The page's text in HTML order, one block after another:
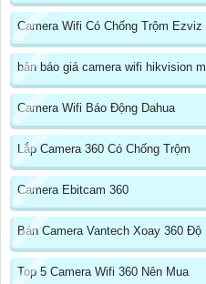
Camera Wifi Có Chống Trộm Ezviz
bản báo giá camera wifi hikvision
Camera Wifi Báo Động Dahua
Lắp Camera 360 Có Chống Trộm
Camera Ebitcam 360
Bán Camera Vantech Xoay 360 Độ
Top 5 Camera Wifi 360 Nên Mua